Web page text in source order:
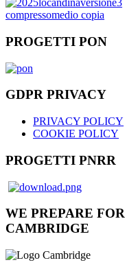
PROGETTI PON
GDPR PRIVACY
PRIVACY POLICY
COOKIE POLICY
PROGETTI PNRR
WE PREPARE FOR
CAMBRIDGE